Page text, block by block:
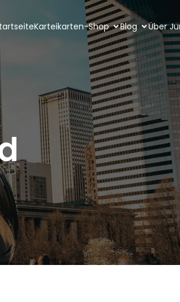
Karteikarten-Shop Blog Über